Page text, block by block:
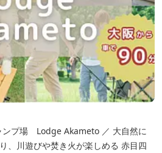
ンプ場 Lodge Akameto ／ 大自然に
、川遊びや焚き火が楽しめる 赤目四